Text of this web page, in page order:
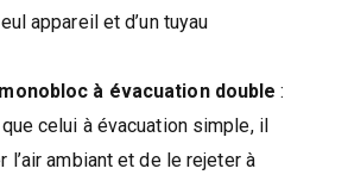
appareil et d’un tuyau
à évacuation double :
celui à évacuation simple, il
l’air ambiant et de le rejeter à